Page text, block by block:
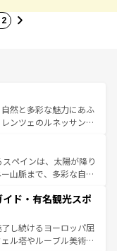
然と多彩な魅力にあふ
ンツェのルネッサンス
やアマルフィ海岸の絶
光の合間には、本場の
料理を堪能することも
ない旅をしてみよう！
ペインは、太陽が降り
山脈まで、多彩な自然
フラメンコ、熱気あふ
生活の一部となってい
囲気や、バルセロナの
古代ローマ遺跡や中世
ド・有名観光スポ
し続けるヨーロッパ屈
ル塔やルーブル美術館